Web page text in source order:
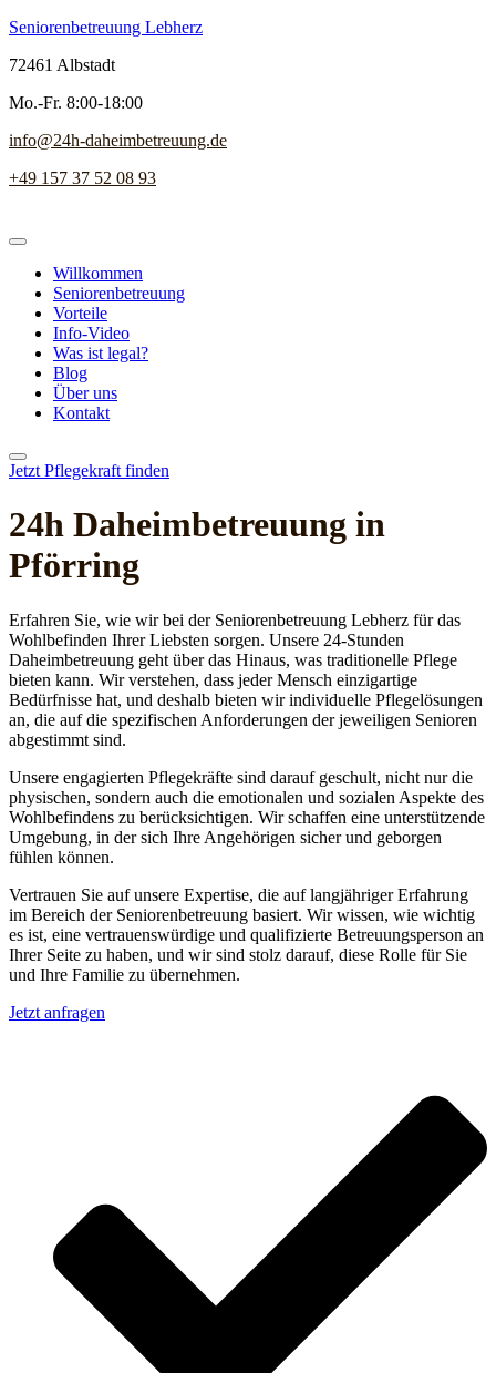
Seniorenbetreuung Lebherz
72461 Albstadt
Mo.-Fr. 8:00-18:00
info@24h-daheimbetreuung.de
+49 157 37 52 08 93
Willkommen
Seniorenbetreuung
Vorteile
Info-Video
Was ist legal?
Blog
Über uns
Kontakt
Jetzt Pflegekraft finden
24h Daheim­betreuung in
Pförring
Erfahren Sie, wie wir bei der Seniorenbetreuung Lebherz für das
Wohlbefinden Ihrer Liebsten sorgen. Unsere 24-Stunden
Daheimbetreuung geht über das Hinaus, was traditionelle Pflege
bieten kann. Wir verstehen, dass jeder Mensch einzigartige
Bedürfnisse hat, und deshalb bieten wir individuelle Pflegelösungen
an, die auf die spezifischen Anforderungen der jeweiligen Senioren
abgestimmt sind.
Unsere engagierten Pflegekräfte sind darauf geschult, nicht nur die
physischen, sondern auch die emotionalen und sozialen Aspekte des
Wohlbefindens zu berücksichtigen. Wir schaffen eine unterstützende
Umgebung, in der sich Ihre Angehörigen sicher und geborgen
fühlen können.
Vertrauen Sie auf unsere Expertise, die auf langjähriger Erfahrung
im Bereich der Seniorenbetreuung basiert. Wir wissen, wie wichtig
es ist, eine vertrauenswürdige und qualifizierte Betreuungsperson an
Ihrer Seite zu haben, und wir sind stolz darauf, diese Rolle für Sie
und Ihre Familie zu übernehmen.
Jetzt anfragen